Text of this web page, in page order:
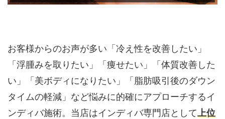
お客様からのお声が多い「冷え性を改善したい」
「浮腫みを取りたい」「痩せたい」「体質改善した
い」「美ボディになりたい」「脂肪吸引後のダウン
タイムの軽減」など悩みに的確にアプローチするイ
ンディバ施術。当店はインディバ専門店として上位